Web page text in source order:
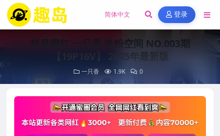
登录
抖音网红 一只香 铁粉空间 NO.003期
【19P16V】 2025年最新版
一只香 1.9K 0